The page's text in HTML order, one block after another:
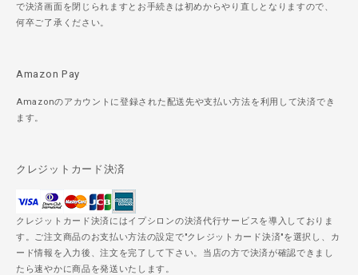
で決済画面を閉じられますとお手続きは初めからやり直しとなりますので、
何卒ご了承ください。
Amazon Pay
Amazonのアカウントに登録された配送先や支払い方法を利用して決済でき
ます。
クレジットカード決済
クレジットカード決済にはイプシロンの決済代行サービスを導入しておりま
す。ご注文商品のお支払い方法の設定で"クレジットカード決済"を選択し、カ
ード情報を入力後、注文を完了して下さい。当店の方で決済が確認できまし
たら速やかに商品を発送いたします。